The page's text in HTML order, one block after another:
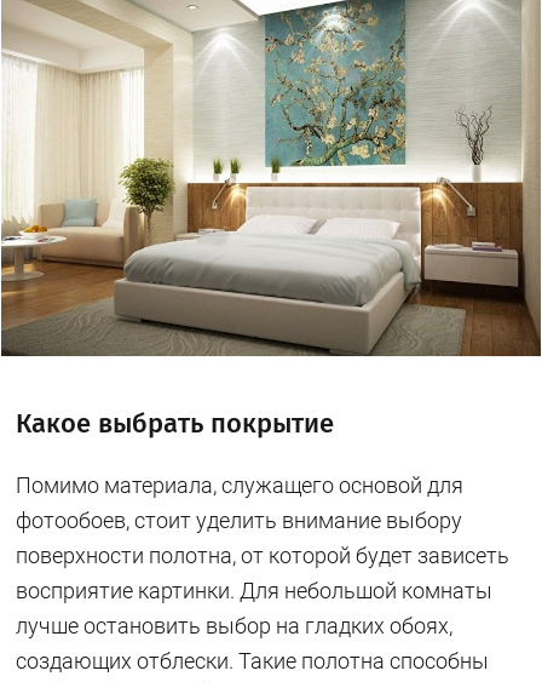
Какое выбрать покрытие
Помимо материала, служащего основой для
фотообоев, стоит уделить внимание выбору
поверхности полотна, от которой будет зависеть
восприятие картинки. Для небольшой комнаты
лучше остановить выбор на гладких обоях,
создающих отблески. Такие полотна способны